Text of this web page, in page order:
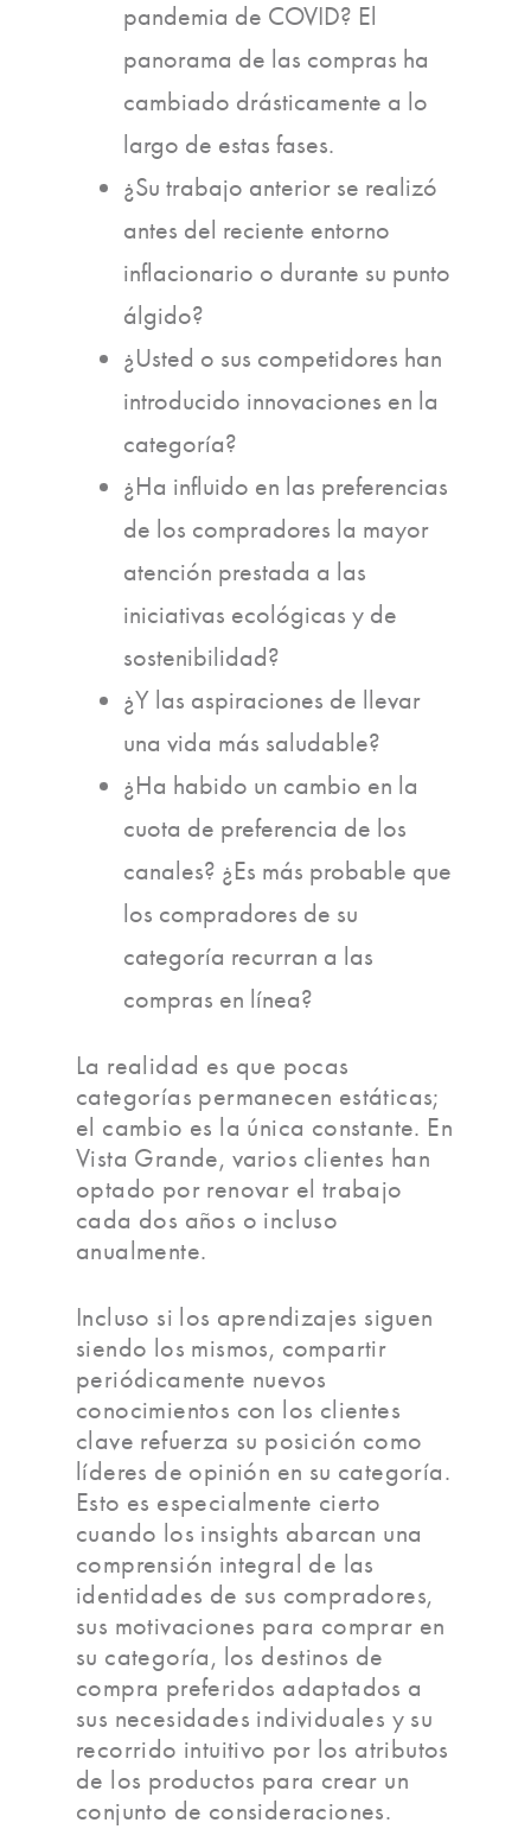
pandemia de COVID? El
panorama de las compras ha
cambiado drásticamente a lo
largo de estas fases.
¿Su trabajo anterior se realizó
antes del reciente entorno
inflacionario o durante su punto
álgido?
¿Usted o sus competidores han
introducido innovaciones en la
categoría?
¿Ha influido en las preferencias
de los compradores la mayor
atención prestada a las
iniciativas ecológicas y de
sostenibilidad?
¿Y las aspiraciones de llevar
una vida más saludable?
¿Ha habido un cambio en la
cuota de preferencia de los
canales? ¿Es más probable que
los compradores de su
categoría recurran a las
compras en línea?
La realidad es que pocas
categorías permanecen estáticas;
el cambio es la única constante. En
Vista Grande, varios clientes han
optado por renovar el trabajo
cada dos años o incluso
anualmente.
Incluso si los aprendizajes siguen
siendo los mismos, compartir
periódicamente nuevos
conocimientos con los clientes
clave refuerza su posición como
líderes de opinión en su categoría.
Esto es especialmente cierto
cuando los insights abarcan una
comprensión integral de las
identidades de sus compradores,
sus motivaciones para comprar en
su categoría, los destinos de
compra preferidos adaptados a
sus necesidades individuales y su
recorrido intuitivo por los atributos
de los productos para crear un
conjunto de consideraciones.